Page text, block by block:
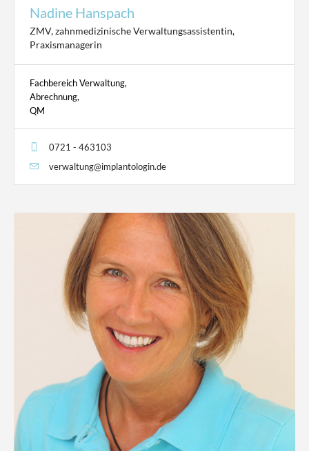
Nadine Hanspach
ZMV, zahnmedizinische Verwaltungsassistentin,
Praxismanagerin
Fachbereich Verwaltung,
Abrechnung,
QM
0721 - 463103
verwaltung@implantologin.de